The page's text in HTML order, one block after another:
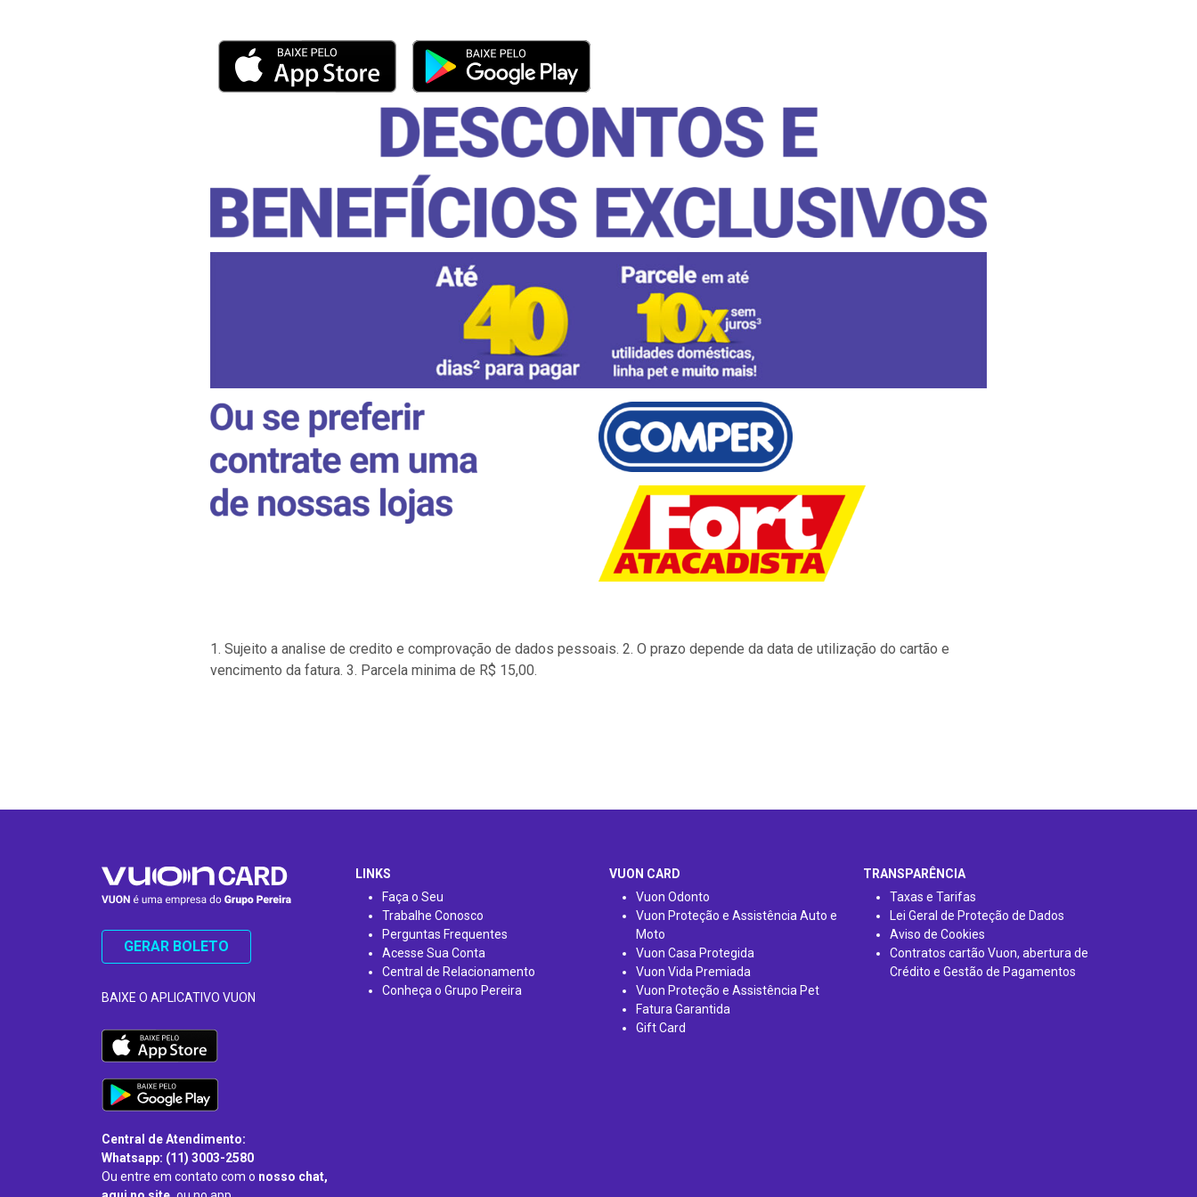
1. Sujeito a analise de credito e comprovação de dados pessoais. 2. O prazo depende da data de utilização do cartão e
vencimento da fatura. 3. Parcela minima de R$ 15,00.
GERAR BOLETO
BAIXE O APLICATIVO VUON
Central de Atendimento:
Whatsapp: (11) 3003-2580
Ou entre em contato com o nosso chat,
LINKS
Faça o Seu
Trabalhe Conosco
Perguntas Frequentes
Acesse Sua Conta
Central de Relacionamento
Conheça o Grupo Pereira
VUON CARD
Vuon Odonto
Vuon Proteção e Assistência Auto e
Moto
Vuon Casa Protegida
Vuon Vida Premiada
Vuon Proteção e Assistência Pet
Fatura Garantida
Gift Card
TRANSPARÊNCIA
Taxas e Tarifas
Lei Geral de Proteção de Dados
Aviso de Cookies
Contratos cartão Vuon, abertura de
Crédito e Gestão de Pagamentos